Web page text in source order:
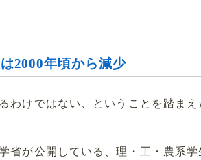
2000年頃から減少
わけではない、ということを踏ま
省が公開している、理・工・農系